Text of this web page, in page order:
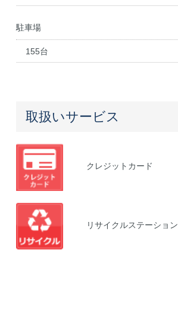
駐車場
155台
取扱いサービス
クレジット カード
リサイクルステーション